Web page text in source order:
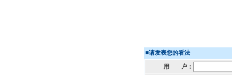
■请发表您的看法
用 户：